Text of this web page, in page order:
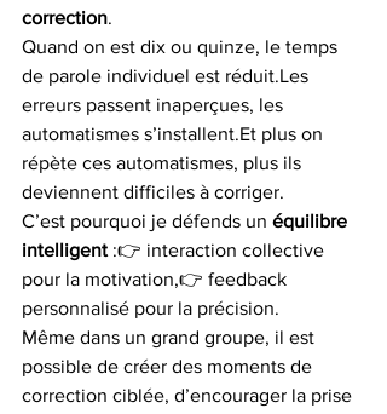
correction.
Quand on est dix ou quinze, le temps
de parole individuel est réduit.Les
erreurs passent inaperçues, les
automatismes s’installent.Et plus on
répète ces automatismes, plus ils
deviennent difficiles à corriger.
C’est pourquoi je défends un équilibre
intelligent :👉 interaction collective
pour la motivation,👉 feedback
personnalisé pour la précision.
Même dans un grand groupe, il est
possible de créer des moments de
correction ciblée, d’encourager la prise